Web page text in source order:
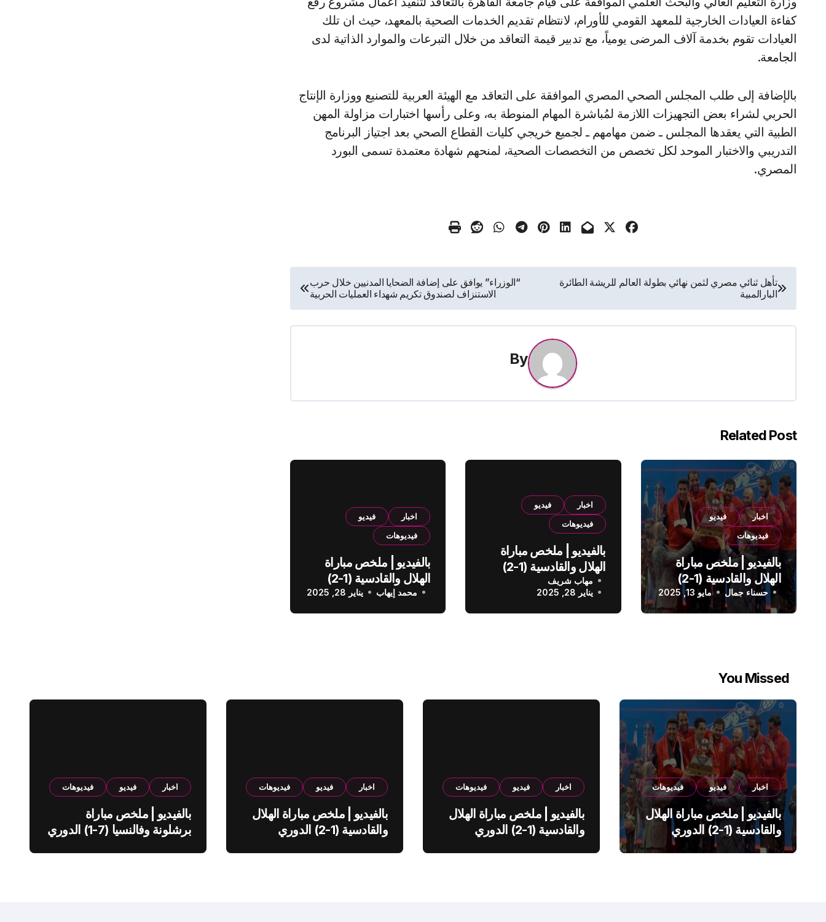
كفاءة العيادات الخارجية للمعهد القومي للأورام، لانتظام تقديم الخدمات الصحية بالمعهد، حيث ان تلك
العيادات تقوم بخدمة آلاف المرضى يومياً، مع تدبير قيمة التعاقد من خلال التبرعات والموارد الذاتية لدى
الجامعة.
بالإضافة إلى طلب المجلس الصحي المصري الموافقة على التعاقد مع الهيئة العربية للتصنيع ووزارة الإنتاج
الحربي لشراء بعض التجهيزات اللازمة لمُباشرة المهام المنوطة به، وعلى رأسها اختبارات مزاولة المهن
الطبية التي يعقدها المجلس ـ ضمن مهامهم ـ لجميع خريجي كليات القطاع الصحي بعد اجتياز البرنامج
التدريبي والاختبار الموحد لكل تخصص من التخصصات الصحية، لمنحهم شهادة معتمدة تسمى البورد
المصري.
تصفّح
المقالات
تأهل ثنائي مصري لثمن نهائي بطولة العالم للريشة الطائرة
البارالمبية
“الوزراء” يوافق على إضافة الضحايا المدنيين خلال حرب
الاستنزاف لصندوق تكريم شهداء العمليات الحربية
By
Related Post
اخبار
فيديو
فيديوهات
بالفيديو | ملخص مباراة
الهلال والقادسية (1-2)
الدوري السعودي
حسناء جمال مايو 13, 2025
اخبار
فيديو
فيديوهات
بالفيديو | ملخص مباراة
الهلال والقادسية (1-2)
الدوري السعودي
مهاب شريف
يناير 28, 2025
اخبار
فيديو
فيديوهات
بالفيديو | ملخص مباراة
الهلال والقادسية (1-2)
الدوري السعودي
محمد إيهاب يناير 28, 2025
You Missed
اخبار فيديو فيديوهات
بالفيديو | ملخص مباراة الهلال
والقادسية (1-2) الدوري
السعودي
اخبار فيديو فيديوهات
بالفيديو | ملخص مباراة الهلال
والقادسية (1-2) الدوري
اخبار فيديو فيديوهات
بالفيديو | ملخص مباراة الهلال
والقادسية (1-2) الدوري
اخبار فيديو فيديوهات
بالفيديو | ملخص مباراة
برشلونة وفالنسيا (7-1) الدوري